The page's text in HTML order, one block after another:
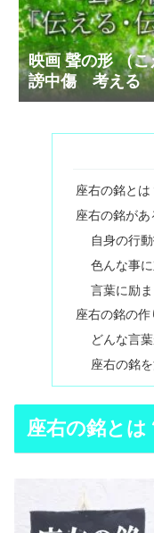
映画 聲の形 （
謗中傷 考える
座右の銘とは
座右の銘があ
自身の行
色んな事
言葉に励
座右の銘の作
どんな言
座右の銘
座右の銘とは